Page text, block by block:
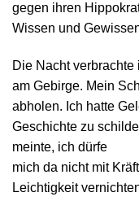
gegen ihren
Wissen und
Die Nacht
am Gebirge. Mein
abholen. Ich hatte
Geschichte zu
meinte, ich dürfe
mich da nicht mit
Leichtigkeit